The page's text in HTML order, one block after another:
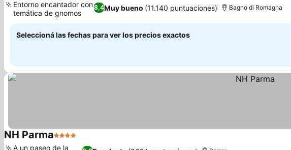
8,4Muy bueno (11.140 puntuaciones)
Entorno encantador con
temática de gnomos
Bagno di Romagna
Seleccioná las fechas para ver los precios exactos
NH Parma4 Estrellas
A un paseo de la